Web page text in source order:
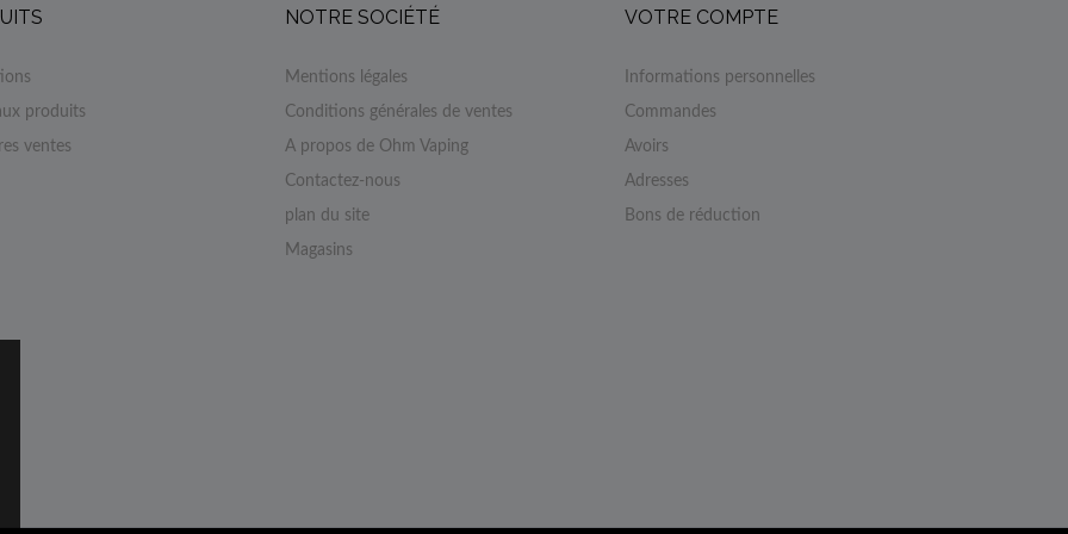
produits
ventes
NOTRE SOCIÉTÉ
Mentions légales
Conditions générales de ventes
A propos de Ohm Vaping
Contactez-nous
plan du site
Magasins
VOTRE COMPTE
Informations personnelles
Commandes
Avoirs
Adresses
Bons de réduction